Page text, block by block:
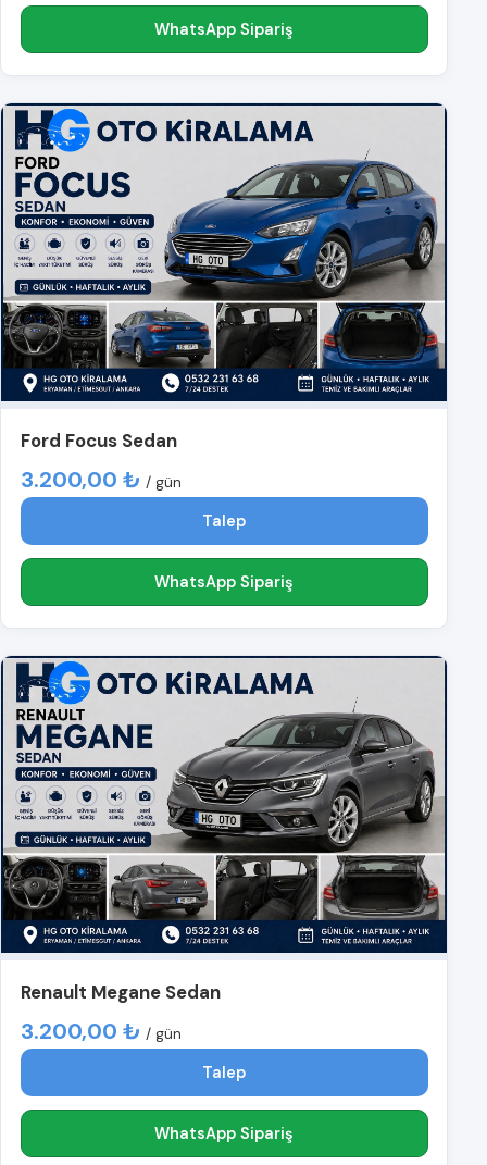
WhatsApp Sipariş
Ford Focus Sedan
3.200,00 ₺ / gün
Talep
WhatsApp Sipariş
Renault Megane Sedan
3.200,00 ₺ / gün
Talep
WhatsApp Sipariş